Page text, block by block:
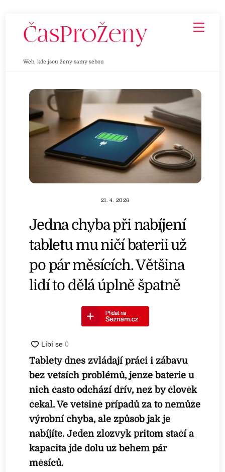
Web, kde jsou ženy samy sebou
21. 4. 2026
Jedna chyba při nabíjení
tabletu mu ničí baterii už
po pár měsících. Většina
lidí to dělá úplně špatně
Tablety dnes zvládají práci i zábavu
bez větších problémů, jenže baterie u
nich často odchází dřív, než by člověk
čekal. Ve většině případů za to nemůže
výrobní chyba, ale způsob jak je
nabíjíte. Jeden zlozvyk přitom stačí a
kapacita jde dolu už během pár
měsíců.